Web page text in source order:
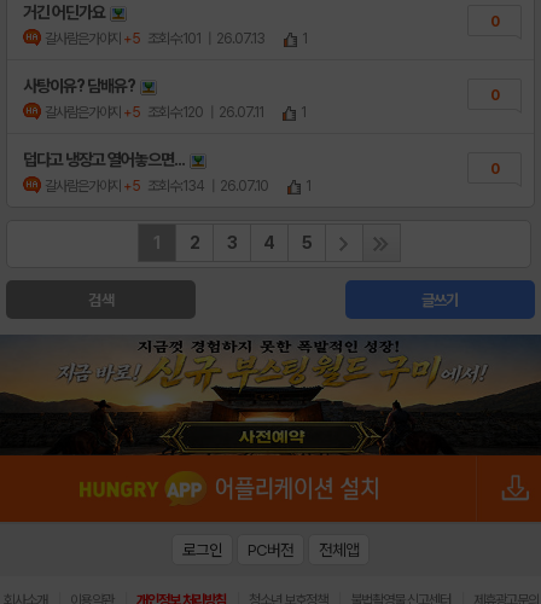
거긴 어딘가요
갈사람은가야지 +5 조회수:101 | 26.07.13 1
0
사탕이유? 담배유?
갈사람은가야지 +5 조회수:120 | 26.07.11 1
0
덥다고 냉장고 열어놓으면...
갈사람은가야지 +5 조회수:134 | 26.07.10 1
0
1 2 3 4 5
검색 글쓰기
로그인 PC버전 전체앱
회사소개 이용약관 개인정보 처리방침 청소년 보호정책 불법촬영물 신고센터 제휴광고문의